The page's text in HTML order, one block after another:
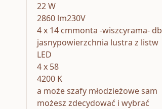
22 W
2860 lm230V
4 x 14 cmmonta -wiszcyrama- db
jasnypowierzchnia lustra z listw
LED
4 x 58
4200 K
a może szafy młodzieżowe sam
możesz zdecydować i wybrać